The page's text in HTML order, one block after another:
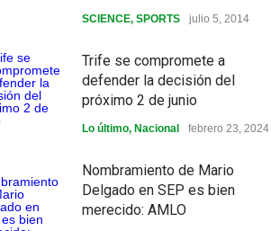
SCIENCE, SPORTS julio 5, 2014
Trife se compromete a
defender la decisión del
próximo 2 de junio
Lo último, Nacional febrero 23, 2024
Nombramiento de Mario
Delgado en SEP es bien
merecido: AMLO